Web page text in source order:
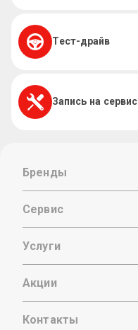
Тест-драйв
Запись на сервис
Бренды
Сервис
Услуги
Акции
Контакты